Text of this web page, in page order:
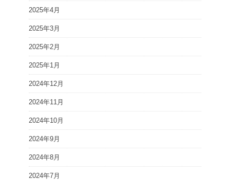
2025年4月
2025年3月
2025年2月
2025年1月
2024年12月
2024年11月
2024年10月
2024年9月
2024年8月
2024年7月